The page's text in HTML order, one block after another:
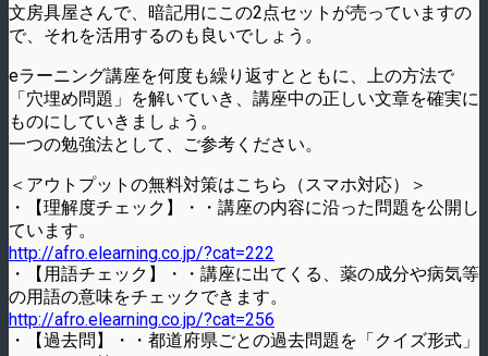
文房具屋さんで、暗記用にこの2点セットが売っていますの
で、それを活用するのも良いでしょう。
eラーニング講座を何度も繰り返すとともに、上の方法で
「穴埋め問題」を解いていき、講座中の正しい文章を確実に
ものにしていきましょう。
一つの勉強法として、ご参考ください。
＜アウトプットの無料対策はこちら（スマホ対応）＞
・【理解度チェック】・・講座の内容に沿った問題を公開し
ています。
http://afro.elearning.co.jp/?cat=222
・【用語チェック】・・講座に出てくる、薬の成分や病気等
の用語の意味をチェックできます。
http://afro.elearning.co.jp/?cat=256
・【過去問】・・都道府県ごとの過去問題を「クイズ形式」